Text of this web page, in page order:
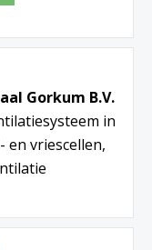
Gorkum B.V.
in
en vriescellen,